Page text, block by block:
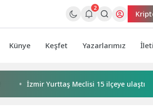
2
Künye Keşfet Yazarlarımız
Yurttaş Meclisi 15 ilçeye ulaştı